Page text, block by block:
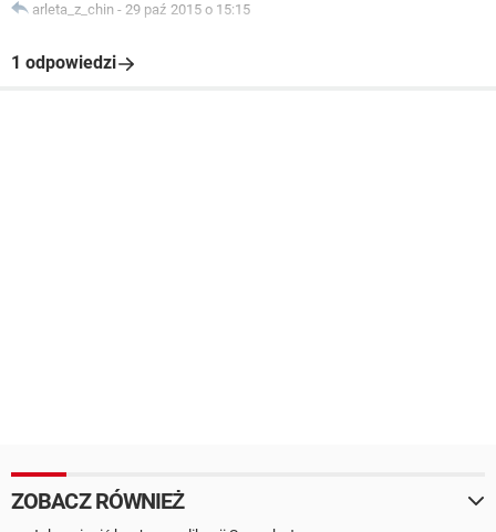
arleta_z_chin - 29 paź 2015 o 15:15
1 odpowiedzi
ZOBACZ RÓWNIEŻ